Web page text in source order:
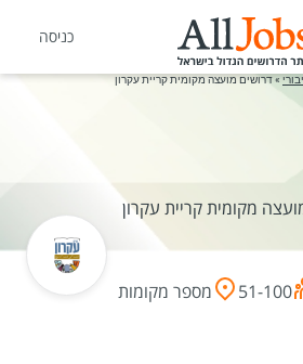
כניסה
»דרושים מועצה מקומית קריית עקרון
מקומית קריית עקרון
51-100 מספר מקומות